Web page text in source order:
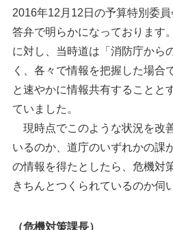
2016年12月12日の予算特別委
答弁で明らかになっております
に対し、当時道は「消防庁から
く、各々で情報を把握した場合
と速やかに情報共有することと
ていました。
現時点でこのような状況を改
いるのか、道庁のいずれかの課
の情報を得たとしたら、危機対
きちんとつくられているのか伺
（危機対策課長）